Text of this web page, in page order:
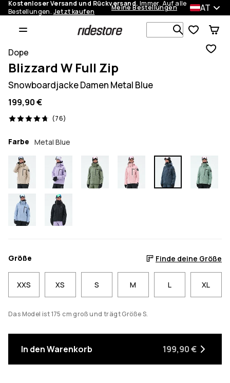
Kostenloser Versand und Rückversand. Immer. Auf alle
Bestellungen. Jetzt kaufen Meine Bestellungen AT
Dope
Blizzard W Full Zip
Snowboardjacke Damen Metal Blue
199,90 €
(76)
76 Reviews, 4.7/5
Farbe Metal Blue
Größe Finde deine Größe
XXS XS S M L XL
Das Model ist 175 cm groß und trägt Größe S.
In den Warenkorb 199,90 €